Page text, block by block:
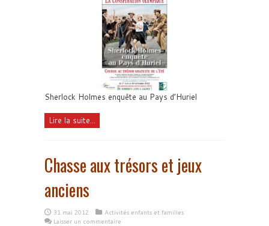
Sherlock Holmes enquête au Pays d’Huriel
Lire la suite...
Chasse aux trésors et jeux
anciens
31 mai 2012
Activités enfants et familles
Laisser un commentaire